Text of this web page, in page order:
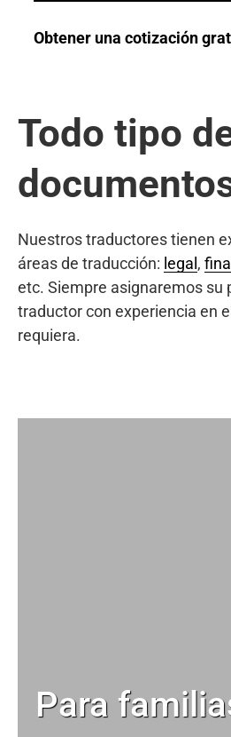
Obtener una cotización
Todo tipo
Nuestros traductores tienen
áreas de traducción: legal ,
etc. Siempre asignaremos su
traductor con experiencia en
requiera.
Para